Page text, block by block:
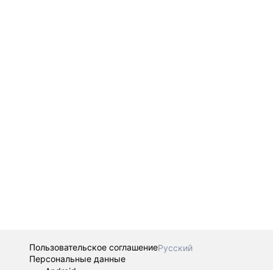
Пользовательское соглашениеРусский
Персональные данные